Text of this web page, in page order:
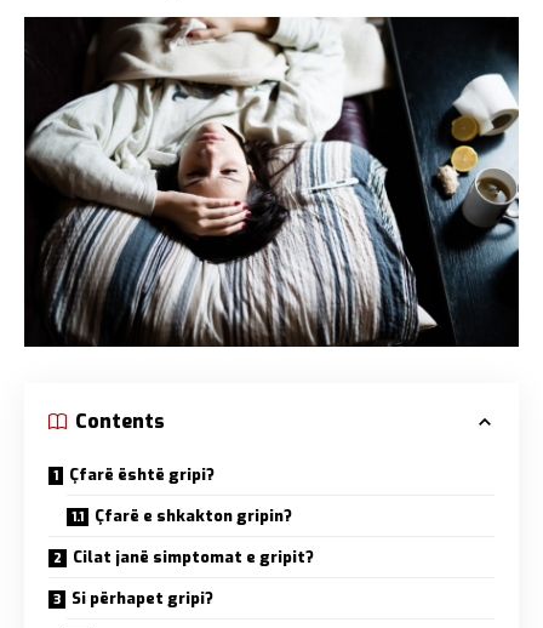
Contents
Çfarë është gripi?
Çfarë e shkakton gripin?
Cilat janë simptomat e gripit?
Si përhapet gripi?